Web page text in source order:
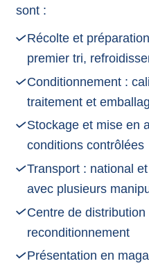
sont :
Récolte et
premier tri,
Conditionnement :
traitement et
Stockage et mise en
conditions contrôlées
Transport : national
avec plusieurs
Centre de
reconditionnement
Présentation en